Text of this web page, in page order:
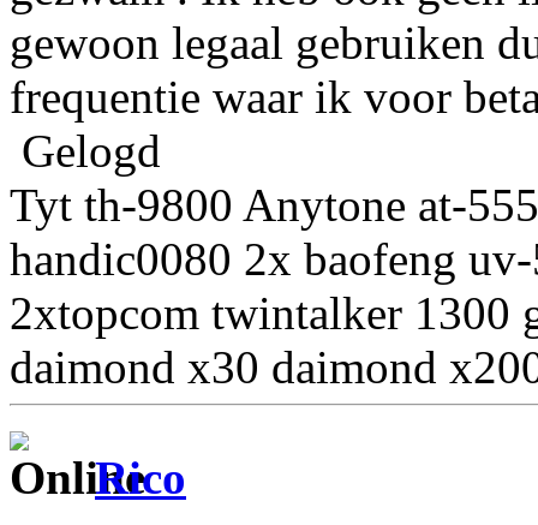
gewoon legaal gebruiken
frequentie waar ik voor
Gelogd
Tyt th-9800 Anytone at-
handic0080 2x baofeng
2xtopcom twintalker 1300
daimond x30 daimond
Rico